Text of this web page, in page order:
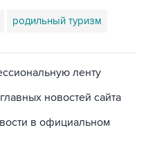
родильный туризм
ленту
новостей сайта
в официальном